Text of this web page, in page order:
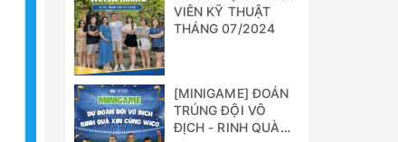
VIÊN KỸ THUẬT
THÁNG 07/2024
[MINIGAME] ĐOÁN
TRÚNG ĐỘI VÔ
ĐỊCH - RINH QUÀ